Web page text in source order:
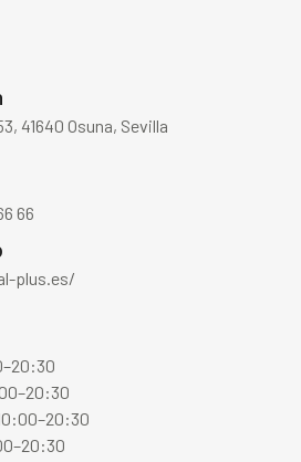
41640 Osuna, Sevilla
66
plus.es/